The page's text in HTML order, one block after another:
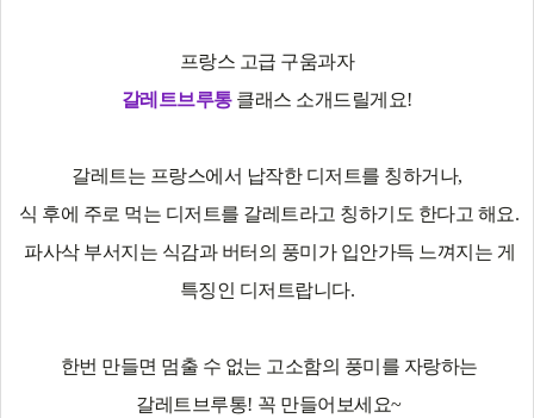
프랑스 고급 구움과자
갈레트브루통 클래스 소개드릴게요!
갈레트는 프랑스에서 납작한 디저트를 칭하거나,
식 후에 주로 먹는 디저트를 갈레트라고 칭하기도 한다고 해요.
파사삭 부서지는 식감과 버터의 풍미가 입안가득 느껴지는 게
특징인 디저트랍니다.
한번 만들면 멈출 수 없는 고소함의 풍미를 자랑하는
갈레트브루통! 꼭 만들어보세요~